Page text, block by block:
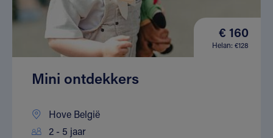
€ 160
Helan: €128
Mini ontdekkers
Hove België
2 - 5 jaar